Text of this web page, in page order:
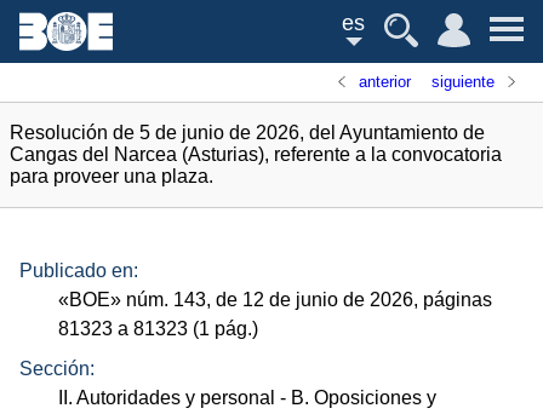
es
anterior siguiente
Resolución de 5 de junio de 2026, del Ayuntamiento de
Cangas del Narcea (Asturias), referente a la convocatoria
para proveer una plaza.
Publicado en:
«BOE» núm. 143, de 12 de junio de 2026, páginas
81323 a 81323 (1 pág.)
Sección:
II. Autoridades y personal - B. Oposiciones y